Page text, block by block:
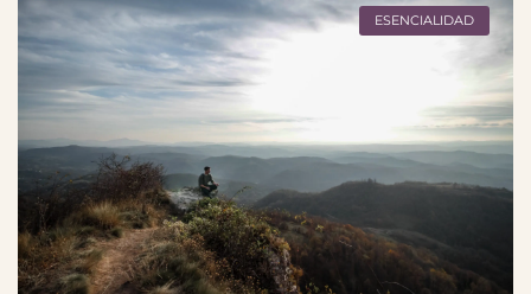
ESENCIALIDAD